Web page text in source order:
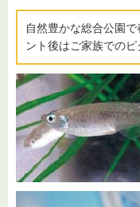
自然豊かな総合公園
ント後はご家族でのピ